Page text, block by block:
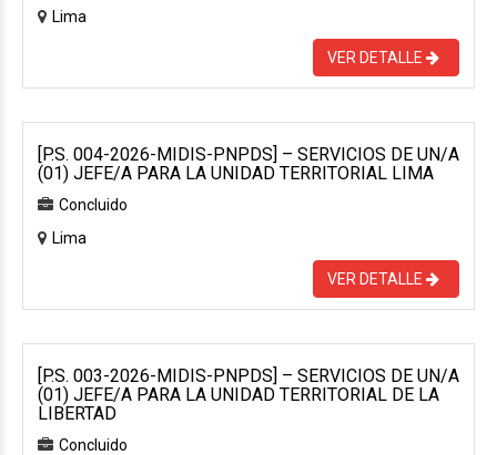
Lima
VER DETALLE
[P.S. 004-2026-MIDIS-PNPDS] – SERVICIOS DE UN/A
(01) JEFE/A PARA LA UNIDAD TERRITORIAL LIMA
Concluido
Lima
VER DETALLE
[P.S. 003-2026-MIDIS-PNPDS] – SERVICIOS DE UN/A
(01) JEFE/A PARA LA UNIDAD TERRITORIAL DE LA
LIBERTAD
Concluido